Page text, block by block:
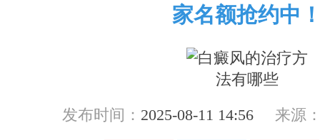
家名额抢约中
发布时间： 2025-08-11 14:56 来源